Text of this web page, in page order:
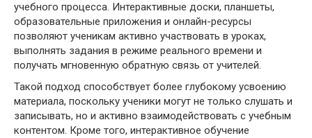
учебного процесса. Интерактивные доски, планшеты,
образовательные приложения и онлайн-ресурсы
позволяют ученикам активно участвовать в уроках,
выполнять задания в режиме реального времени и
получать мгновенную обратную связь от учителей.
Такой подход способствует более глубокому усвоению
материала, поскольку ученики могут не только слушать и
записывать, но и активно взаимодействовать с учебным
контентом. Кроме того, интерактивное обучение